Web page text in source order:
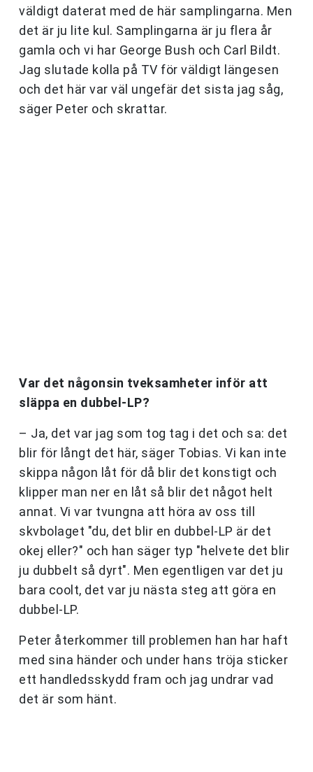
väldigt daterat med de här samplingarna. Men
det är ju lite kul. Samplingarna är ju flera år
gamla och vi har George Bush och Carl Bildt.
Jag slutade kolla på TV för väldigt längesen
och det här var väl ungefär det sista jag såg,
säger Peter och skrattar.
Var det någonsin tveksamheter inför att
släppa en dubbel-LP?
– Ja, det var jag som tog tag i det och sa: det
blir för långt det här, säger Tobias. Vi kan inte
skippa någon låt för då blir det konstigt och
klipper man ner en låt så blir det något helt
annat. Vi var tvungna att höra av oss till
skvbolaget "du, det blir en dubbel-LP är det
okej eller?" och han säger typ "helvete det blir
ju dubbelt så dyrt". Men egentligen var det ju
bara coolt, det var ju nästa steg att göra en
dubbel-LP.
Peter återkommer till problemen han har haft
med sina händer och under hans tröja sticker
ett handledsskydd fram och jag undrar vad
det är som hänt.